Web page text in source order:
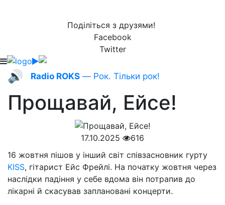
Поділіться з друзями!
Facebook
Twitter
🔊 Radio ROKS — Рок. Тільки рок!
Прощавай, Ейсе!
17.10.2025
616
16 жовтня пішов у інший світ співзасновник гурту
KISS, гітарист Ейс Фрейлі. На початку жовтня через
наслідки падіння у себе вдома він потрапив до
лікарні й скасував заплановані концерти.